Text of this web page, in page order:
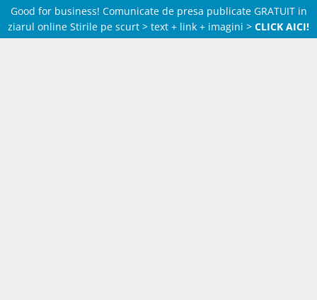
Good for business! Comunicate de presa publicate GRATUIT in
ziarul online Stirile pe scurt > text + link + imagini > CLICK AICI!